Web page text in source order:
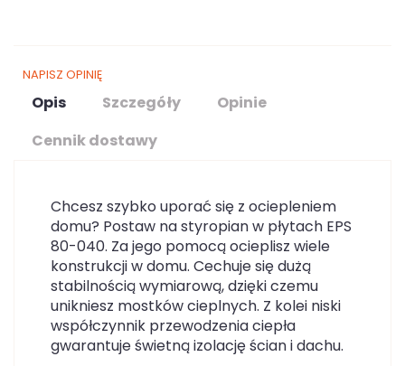
NAPISZ OPINIĘ
Opis Szczegóły
Opinie
Cennik dostawy
Chcesz szybko uporać się z ociepleniem
domu? Postaw na styropian w płytach EPS
80-040. Za jego pomocą ocieplisz wiele
konstrukcji w domu. Cechuje się dużą
stabilnością wymiarową, dzięki czemu
unikniesz mostków cieplnych. Z kolei niski
współczynnik przewodzenia ciepła
gwarantuje świetną izolację ścian i dachu.